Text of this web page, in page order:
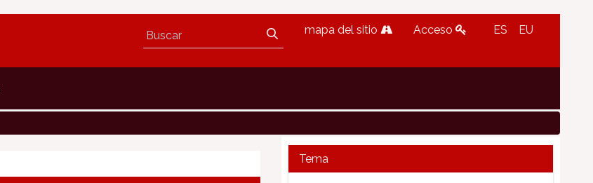
mapa del sitio Acceso ES EU
Tema